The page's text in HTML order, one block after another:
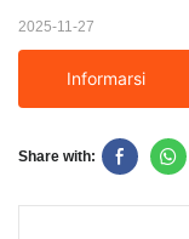
2025-11-27
Informarsi
Share with: